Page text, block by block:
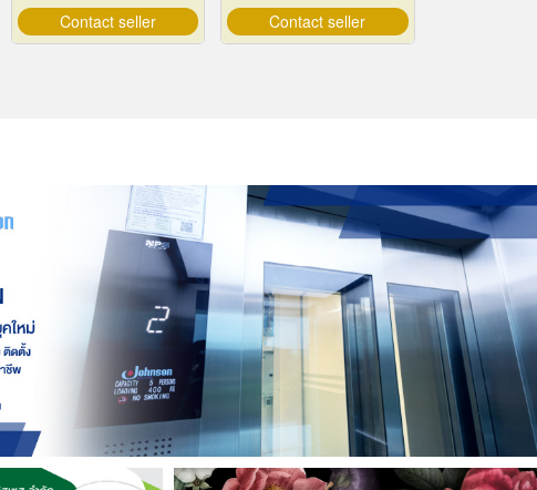
Contact seller Contact seller